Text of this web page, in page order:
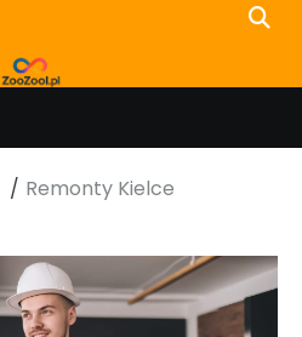
Remonty Kielce